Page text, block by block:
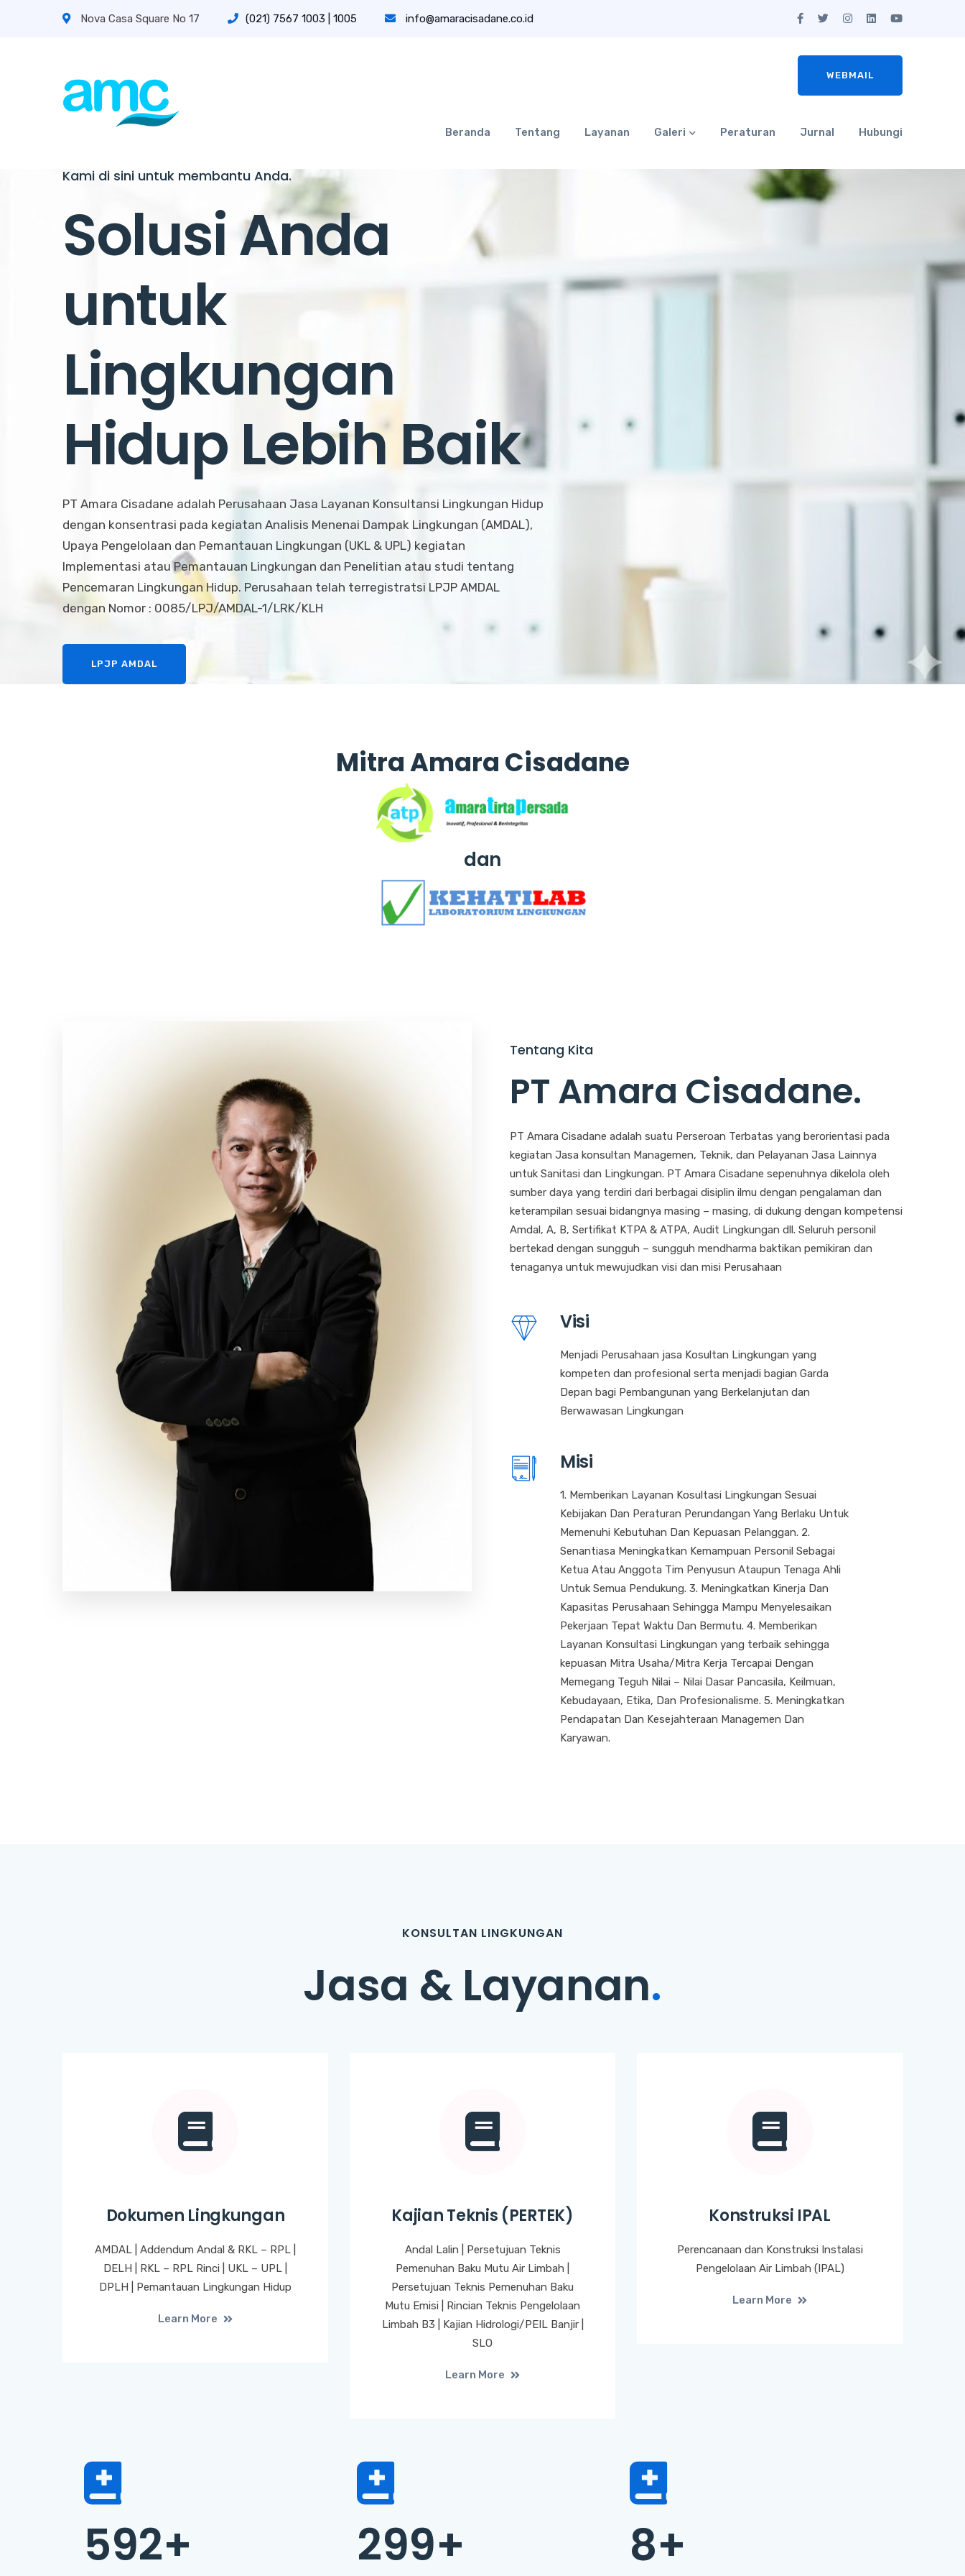
Nova Casa Square No 17 (021) 7567 1003 | 1005 info@amaracisadane.co.id
WEBMAIL
Beranda Tentang Layanan Galeri Peraturan Jurnal Hubungi
Kami di sini untuk membantu Anda.
Solusi Anda
untuk
Lingkungan
Hidup Lebih Baik
PT Amara Cisadane adalah Perusahaan Jasa Layanan Konsultansi Lingkungan Hidup
dengan konsentrasi pada kegiatan Analisis Menenai Dampak Lingkungan (AMDAL),
Upaya Pengelolaan dan Pemantauan Lingkungan (UKL & UPL) kegiatan
Implementasi atau Pemantauan Lingkungan dan Penelitian atau studi tentang
Pencemaran Lingkungan Hidup. Perusahaan telah terregistratsi LPJP AMDAL
dengan Nomor : 0085/LPJ/AMDAL-1/LRK/KLH
LPJP AMDAL
Mitra Amara Cisadane
dan
Tentang Kita
PT Amara Cisadane.
PT Amara Cisadane adalah suatu Perseroan Terbatas yang berorientasi pada
kegiatan Jasa konsultan Managemen, Teknik, dan Pelayanan Jasa Lainnya
untuk Sanitasi dan Lingkungan. PT Amara Cisadane sepenuhnya dikelola oleh
sumber daya yang terdiri dari berbagai disiplin ilmu dengan pengalaman dan
keterampilan sesuai bidangnya masing – masing, di dukung dengan kompetensi
Amdal, A, B, Sertifikat KTPA & ATPA, Audit Lingkungan dll. Seluruh personil
bertekad dengan sungguh – sungguh mendharma baktikan pemikiran dan
tenaganya untuk mewujudkan visi dan misi Perusahaan
Visi
Menjadi Perusahaan jasa Kosultan Lingkungan yang
kompeten dan profesional serta menjadi bagian Garda
Depan bagi Pembangunan yang Berkelanjutan dan
Berwawasan Lingkungan
Misi
1. Memberikan Layanan Kosultasi Lingkungan Sesuai
Kebijakan Dan Peraturan Perundangan Yang Berlaku Untuk
Memenuhi Kebutuhan Dan Kepuasan Pelanggan. 2.
Senantiasa Meningkatkan Kemampuan Personil Sebagai
Ketua Atau Anggota Tim Penyusun Ataupun Tenaga Ahli
Untuk Semua Pendukung. 3. Meningkatkan Kinerja Dan
Kapasitas Perusahaan Sehingga Mampu Menyelesaikan
Pekerjaan Tepat Waktu Dan Bermutu. 4. Memberikan
Layanan Konsultasi Lingkungan yang terbaik sehingga
kepuasan Mitra Usaha/Mitra Kerja Tercapai Dengan
Memegang Teguh Nilai – Nilai Dasar Pancasila, Keilmuan,
Kebudayaan, Etika, Dan Profesionalisme. 5. Meningkatkan
Pendapatan Dan Kesejahteraan Managemen Dan
Karyawan.
KONSULTAN LINGKUNGAN
Jasa & Layanan.
Dokumen Lingkungan
AMDAL | Addendum Andal & RKL – RPL |
DELH | RKL – RPL Rinci | UKL – UPL |
DPLH | Pemantauan Lingkungan Hidup
Learn More
Kajian Teknis (PERTEK)
Andal Lalin | Persetujuan Teknis
Pemenuhan Baku Mutu Air Limbah |
Persetujuan Teknis Pemenuhan Baku
Mutu Emisi | Rincian Teknis Pengelolaan
Limbah B3 | Kajian Hidrologi/PEIL Banjir |
SLO
Learn More
Konstruksi IPAL
Perencanaan dan Konstruksi Instalasi
Pengelolaan Air Limbah (IPAL)
Learn More
592+ 299+ 8+